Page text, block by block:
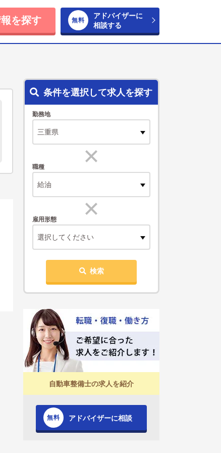
を探す
アドバイザーに
相談する
条件を選択して求人を探す
勤務地
職種
給油
雇用形態
選択してください
検索
自動車整備士の求人を紹介
アドバイザーに相談